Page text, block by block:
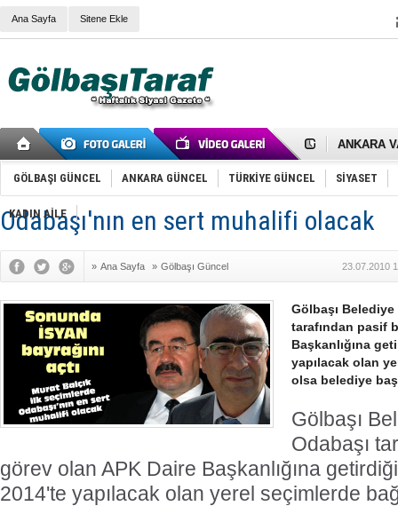
Ana Sayfa Sitene Ekle
Cemal
Samet
FAİZ
OLİMPİK
SÖZ
Mikail
Gölbaşı
İNCEK
GÖLBAŞI GÜNCEL ANKARA GÜNCEL TÜRKİYE GÜNCEL SİYASET
KADIN AİLE
Odabaşı'nın en sert muhalifi olacak
» Ana Sayfa » Gölbaşı Güncel 23.07.2010
Gölbaşı Belediye
tarafından pasif
Başkanlığına
yapılacak olan
olsa belediye
Gölbaşı
Odabaşı
görev olan APK Daire Başkanlığına
2014'te yapılacak olan yerel seçimlerde